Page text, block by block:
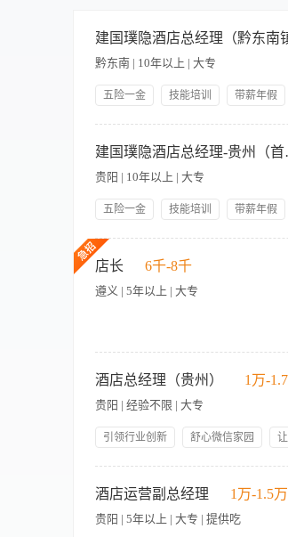
高中
大专
本科
硕士
博士
黔东南 | 10年以上 | 大专
五险一金 技能培训 带薪年假
2、 负责组织、实施及督导下属按如家
考核及招聘工作，接受公司人事调动；
环境； 6、 执行如家统一的市场策略；
岗位工作经验； 3、 熟悉各地方相关的
力的能力； 7、 有很强的执行力，富有
建国
贵阳 | 10年以上 | 大专
五险一金 技能培训 带薪年假
品牌介绍 建国璞隐是首旅如家酒店集团
原竹、原木等自然材料与留白意境的设
务，于拥挤的城市中开辟一片暂时躲开
旅游大省，拥有黄果树瀑布、荔波小七
性在门店的完美呈现。将“大隐于市，返
剖析各客源渠道（协议客户、中央会员
力。 · 团队建设与人才培养：负责酒店
才 。 · 品质管控与宾客满意度：对酒店
的人身安全，确保酒店合规运营。 · 业
· 大专以上学历，8年以上酒店行业工作
具备精细化管理能力，不仅关注营收，
备新媒体推广等现代营销思维，善于利
店长 6千-8千
遵义 | 5年以上 | 大专
计划与预算，控制运营成本，提升营收
酒店品牌形象，建立良好的客户关系网
配合好线下接待和服务，赢得更多顾客
验，但需具备酒店或服务行业基层管理
的客户服务意识，善于洞察需求并灵活
备基础的财务分析能力，能通过成本控
酒店总经理（贵州） 1万-
贵阳 | 经验不限 | 大专
引领行业创新 舒心微信家园
职要求： 1、热爱酒店行业，性格开朗
酒店运营副总经理 1万-1.5万
贵阳 | 5年以上 | 大专 | 提供吃